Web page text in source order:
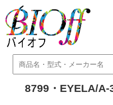
中古機器検索
8799・EYELA/